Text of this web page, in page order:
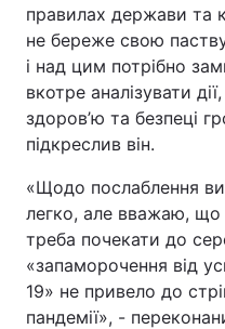
правилах держави та
не береже свою
і над цим потрібно
вкотре аналізувати
здоров’ю та безпеці
підкреслив він.
«Щодо послаблення
легко, але вважаю, що
треба почекати до
«запаморочення від
19» не привело до
пандемії», -